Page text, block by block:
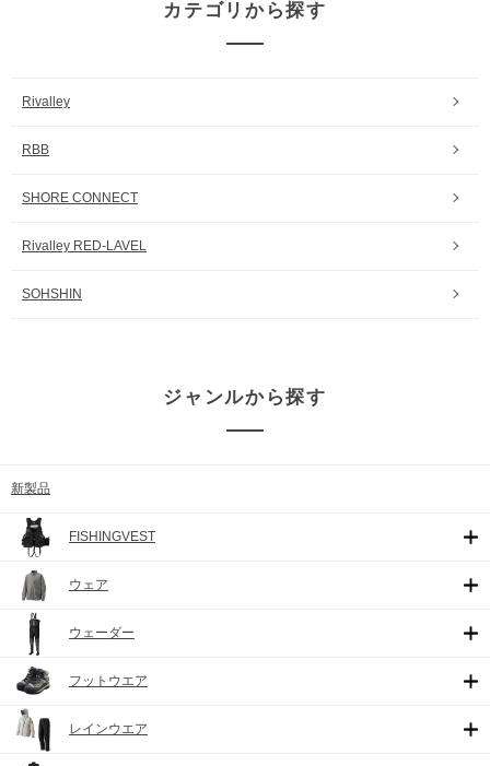
カテゴリから探す
Rivalley
RBB
SHORE CONNECT
Rivalley RED-LAVEL
SOHSHIN
ジャンルから探す
新製品
FISHINGVEST
ウェア
ウェーダー
フットウエア
レインウエア